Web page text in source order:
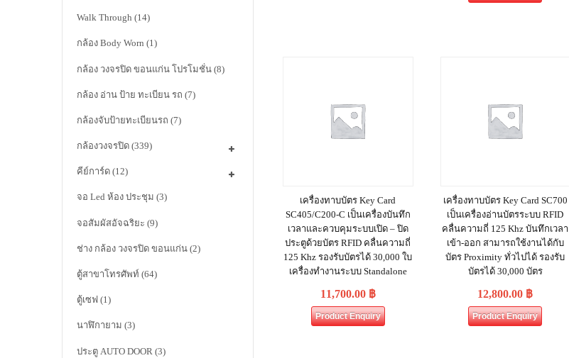
Walk Through (14)
กล้อง Body Worn (1)
กล้อง วงจรปิด ขอนแก่น โปรโมชั่น (8)
กล้อง อ่าน ป้าย ทะเบียน รถ (7)
กล้องจับป้ายทะเบียนรถ (7)
กล้องวงจรปิด (339)
คีย์การ์ด (12)
จอ Led ห้อง ประชุม (3)
จอสัมผัสอัจฉริยะ (9)
ช่าง กล้อง วงจรปิด ขอนแก่น (2)
ตู้สาขาโทรศัพท์ (64)
ตู้เซฟ (1)
นาฬิกายาม (3)
ประตู AUTO DOOR (3)
เครื่องทาบบัตร Key Card
SC405/C200-C เป็นเครื่องบันทึก
เวลาและควบคุมระบบเปิด – ปิด
ประตูด้วยบัตร RFID คลื่นความถี่
125 Khz รองรับบัตรได้ 30,000 ใบ
เครื่องทำงานระบบ Standalone
11,700.00 ฿
Product Enquiry
เครื่องทาบบัตร Key Card SC700
เป็นเครื่องอ่านบัตรระบบ RFID
คลื่นความถี่ 125 Khz บันทึกเวลา
เข้า-ออก สามารถใช้งานได้กับ
บัตร Proximity ทั่วไปได้ รองรับ
บัตรได้ 30,000 บัตร
12,800.00 ฿
Product Enquiry